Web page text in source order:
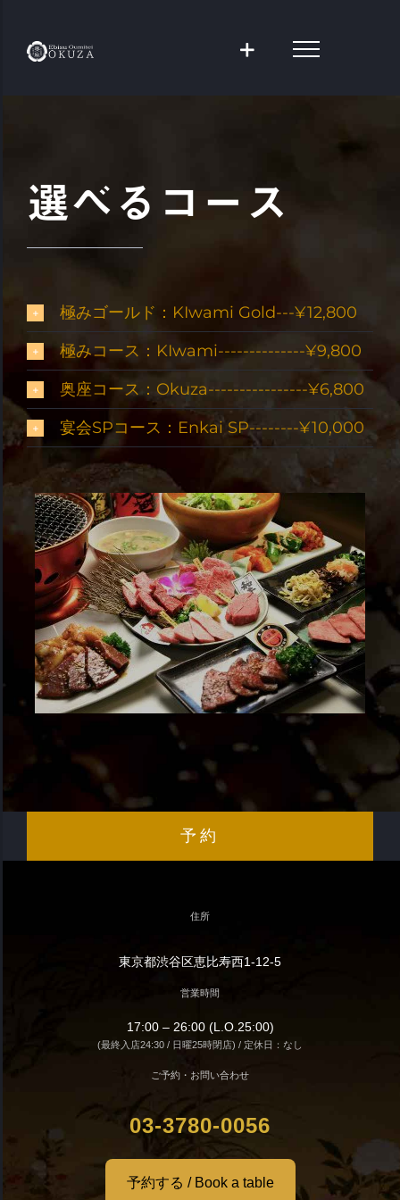
content
選べるコース
極みゴールド：KIwami Gold---¥12,800
極みコース：KIwami--------------¥9,800
奥座コース：Okuza----------------¥6,800
宴会SPコース：Enkai SP--------¥10,000
予約
住所
東京都渋谷区恵比寿西1-12-5
営業時間
17:00 – 26:00 (L.O.25:00)
(最終入店24:30 / 日曜25時閉店) / 定休日：なし
ご予約・お問い合わせ
03-3780-0056
予約する / Book a table